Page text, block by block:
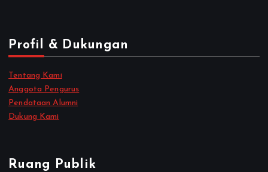
Profil & Dukungan
Tentang Kami
Anggota Pengurus
Pendataan Alumni
Dukung Kami
Ruang Publik